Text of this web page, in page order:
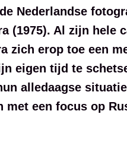
Nederlandse
(1975). Al zijn hele
zich erop toe een
eigen tijd te
alledaagse
met een focus op
naar de